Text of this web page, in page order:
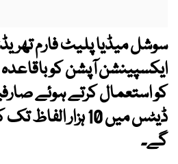
سوشل میڈیا پلیٹ فارم
ایکسپینشن آپشن کو باقاعدہ
کو استعمال کرتے ہوئے
ڈیٹس میں 10 ہزار
گے۔